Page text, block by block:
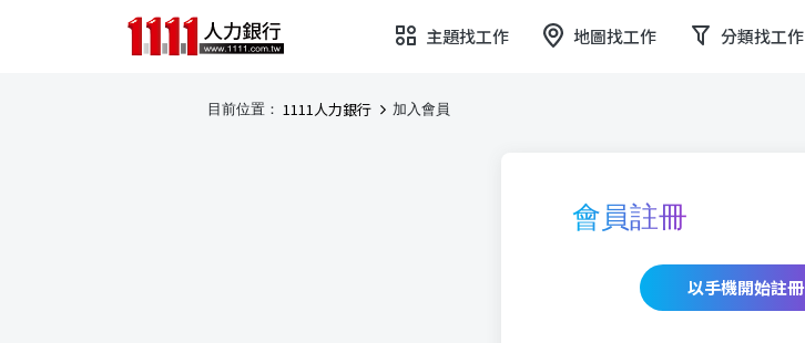
主題找工作 地圖找工作 分類找工作
目前位置： 1111人力銀行 加入會員
會員註冊
以手機開始註冊